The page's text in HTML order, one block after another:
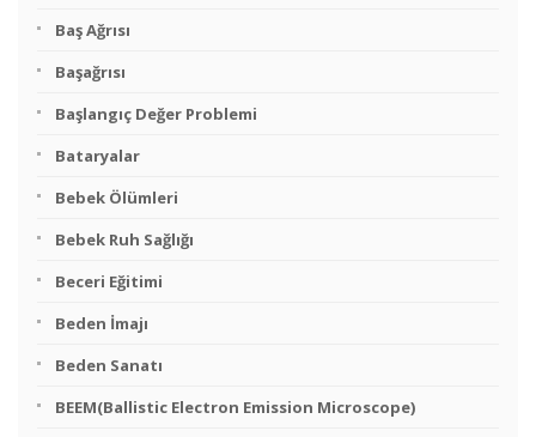
Baş Ağrısı
Başağrısı
Başlangıç Değer Problemi
Bataryalar
Bebek Ölümleri
Bebek Ruh Sağlığı
Beceri Eğitimi
Beden İmajı
Beden Sanatı
BEEM(Ballistic Electron Emission Microscope)